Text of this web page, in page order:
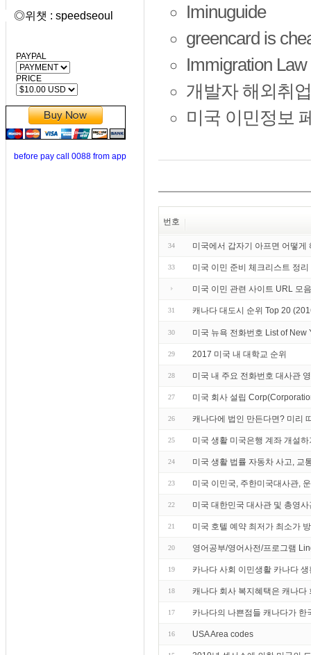
◎위챗 : speedseoul
PAYPAL
PRICE
before pay call 0088 from app
Iminuguide
greencard is
Immigration
개발자 해외취
미국 이민정보
번호
34 미국에서 갑자기 아프면 어떻게
33 미국 이민 준비 체크리스트 정리
미국 이민 관련 사이트 URL 모
31 캐나다 대도시 순위 Top 20
30 미국 뉴욕 전화번호 List of
29 2017 미국 내 대학교 순위
28 미국 내 주요 전화번호 대사관
27 미국 회사 설립
26 캐나다에 법인 만든다면? 미리
25 미국 생활 미국은행 계좌 개설하
24 미국 생활 법률 자동차 사고, 교
23 미국 이민국, 주한미국대사관,
22 미국 대한민국 대사관 및 총영
21 미국 호텔 예약 최저가 최소가
20 영어공부/영어사전/프로그램
19 카나다 사회 이민생활 카나다
18 캐나다 회사 복지혜택은 캐나다
17 카나다의 나쁜점들 캐나다가
16 USA Area codes